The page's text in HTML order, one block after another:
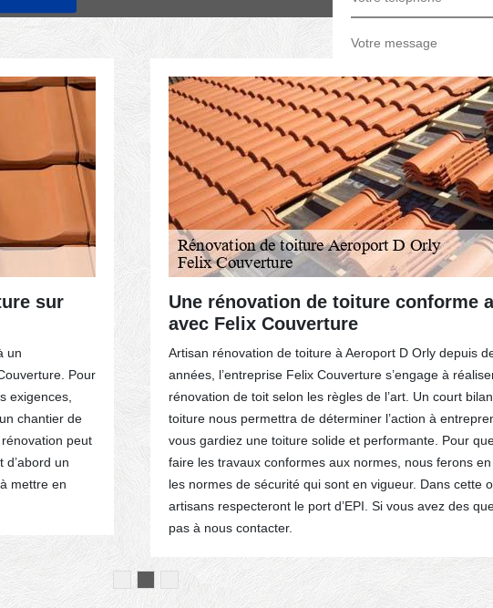
sur
un
Pour
exigences,
chantier de
peut
d’abord un
mettre en
Une rénovation de toiture conforme
avec Felix Couverture
Artisan rénovation de toiture à Aeroport D Orly depuis
années, l’entreprise Felix Couverture s’engage à
rénovation de toit selon les règles de l’art. Un court
toiture nous permettra de déterminer l’action à
vous gardiez une toiture solide et performante. Pour
faire les travaux conformes aux normes, nous ferons en
les normes de sécurité qui sont en vigueur. Dans cette
artisans respecteront le port d’EPI. Si vous avez des
pas à nous contacter.